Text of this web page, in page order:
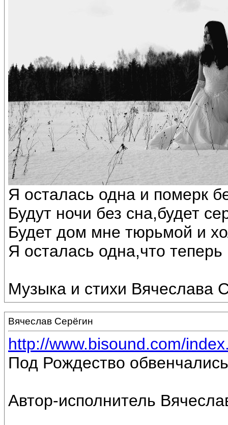
Я осталась одна и померк
Будут ночи без сна,будет
Будет дом мне тюрьмой и
Я осталась одна,что теперь
Музыка и стихи Вячеслава
Вячеслав Серёгин
http://www.bisound.com/
Под Рождество
Автор-исполнитель